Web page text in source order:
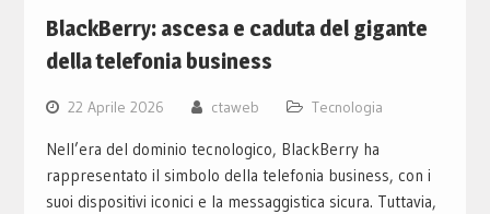
BlackBerry: ascesa e caduta del gigante
della telefonia business
22 Aprile 2026 ctaweb Tecnologia
Nell’era del dominio tecnologico, BlackBerry ha
rappresentato il simbolo della telefonia business, con i
suoi dispositivi iconici e la messaggistica sicura. Tuttavia,